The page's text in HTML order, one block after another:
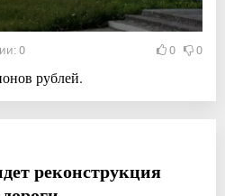
0 0 0
рублей.
реконструкция